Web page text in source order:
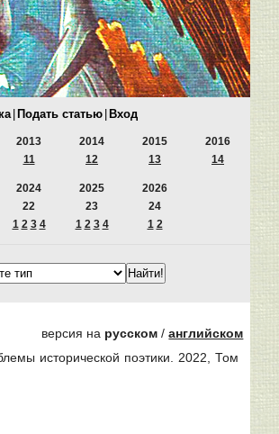
Подать статью Вход
2013
11
2014
12
2015
13
2016
14
2024
22
1 2 3 4
2025
23
1 2 3 4
2026
24
1 2
версия на русском /английском
исторической поэтики. 2022, Том